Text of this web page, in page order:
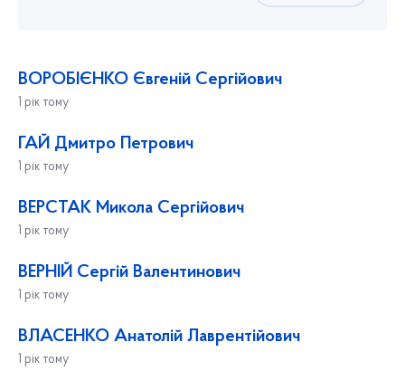
ВОРОБІЄНКО Євгеній Сергійович
1 рік тому
ГАЙ Дмитро Петрович
1 рік тому
ВЕРСТАК Микола Сергійович
1 рік тому
ВЕРНІЙ Сергій Валентинович
1 рік тому
ВЛАСЕНКО Анатолій Лаврентійович
1 рік тому